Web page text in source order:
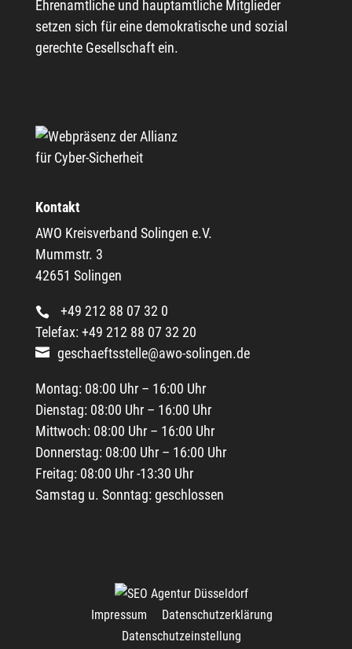
Ehrenamtliche und hauptamtliche Mitglieder
setzen sich für eine demokratische und sozial
gerechte Gesellschaft ein.
Kontakt
AWO Kreisverband Solingen e.V.
Mummstr. 3
42651 Solingen
+49 212 88 07 32 0
Telefax: +49 212 88 07 32 20
geschaeftsstelle@awo-solingen.de
Montag: 08:00 Uhr – 16:00 Uhr
Dienstag: 08:00 Uhr – 16:00 Uhr
Mittwoch: 08:00 Uhr – 16:00 Uhr
Donnerstag: 08:00 Uhr – 16:00 Uhr
Freitag: 08:00 Uhr -13:30 Uhr
Samstag u. Sonntag: geschlossen
Impressum
Datenschutzerklärung
Datenschutzeinstellung